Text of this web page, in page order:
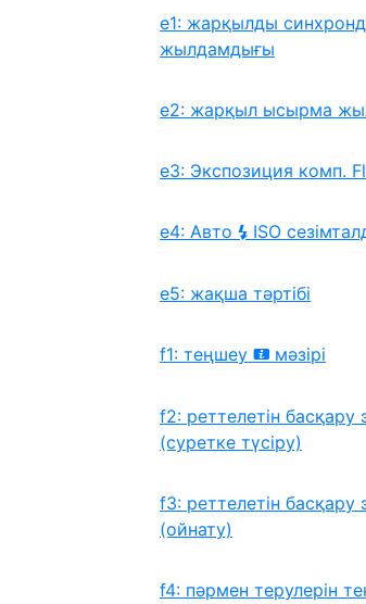
e1: жарқылды
жылдамдығы
e2: жарқыл ысырма
e3: Экспозиция комп.
e4: Авто c ISO
e5: жақша тәртібі
f1: теңшеу i мәзірі
f2: реттелетін басқару
(суретке түсіру)
f3: реттелетін басқару
(ойнату)
f4: пәрмен терулерін